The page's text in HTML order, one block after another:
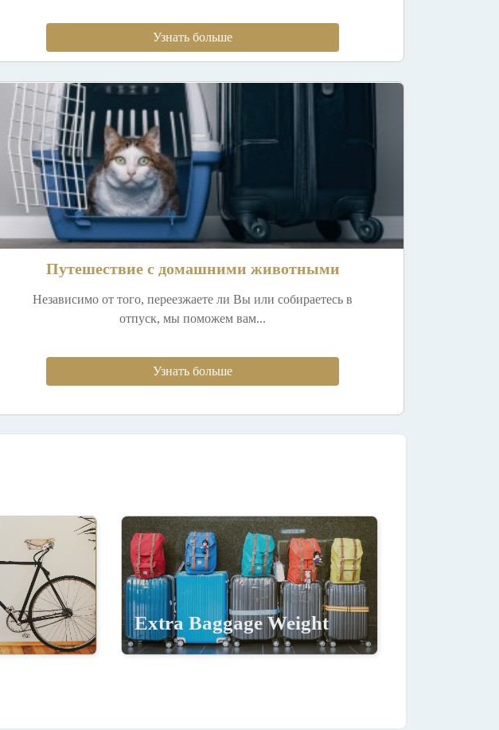
Узнать больше
Путешествие с домашними животными
Независимо от того, переезжаете ли Вы или собираетесь в
отпуск, мы поможем вам...
Узнать больше
Extra Baggage Weight